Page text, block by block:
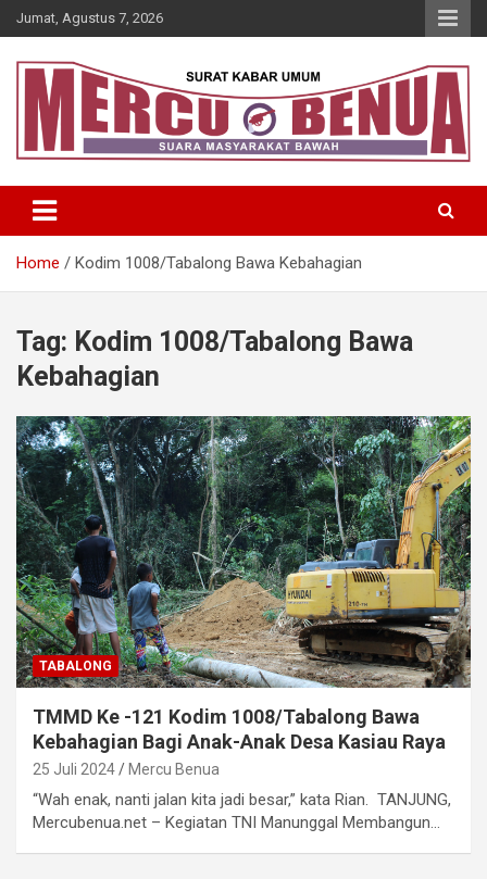
Skip
to
Jumat, Agustus 7, 2026
Mercu Benua
Home Kodim 1008/Tabalong Bawa Kebahagian
Tag: Kodim 1008/Tabalong Bawa
Kebahagian
TABALONG
TMMD Ke -121 Kodim 1008/Tabalong Bawa
Kebahagian Bagi Anak-Anak Desa Kasiau Raya
25 Juli 2024 Mercu Benua
“Wah enak, nanti jalan kita jadi besar,” kata Rian. TANJUNG,
Mercubenua.net – Kegiatan TNI Manunggal Membangun…